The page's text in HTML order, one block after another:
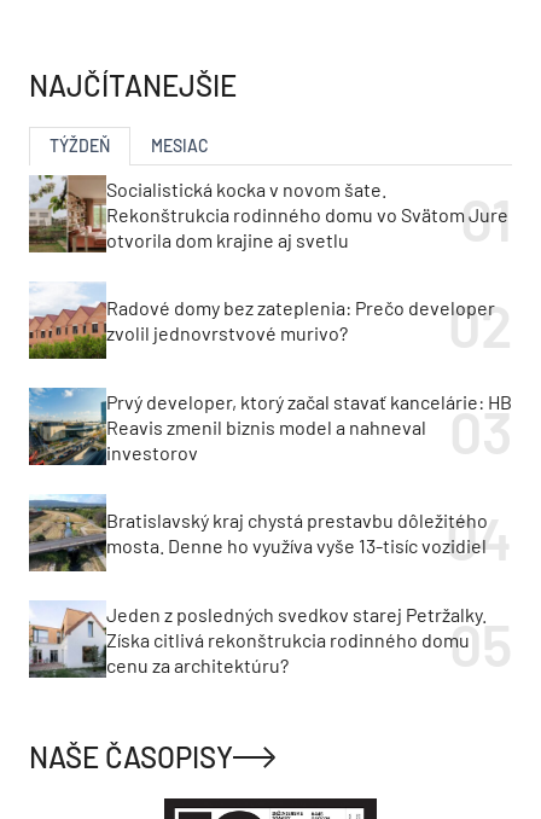
NAJČÍTANEJŠIE
TÝŽDEŇ MESIAC
Socialistická kocka v novom šate.
Rekonštrukcia rodinného domu vo Svätom Jure
otvorila dom krajine aj svetlu
Radové domy bez zateplenia: Prečo developer
zvolil jednovrstvové murivo?
Prvý developer, ktorý začal stavať kancelárie: HB
Reavis zmenil biznis model a nahneval
investorov
Bratislavský kraj chystá prestavbu dôležitého
mosta. Denne ho využíva vyše 13-tisíc vozidiel
Jeden z posledných svedkov starej Petržalky.
Získa citlivá rekonštrukcia rodinného domu
cenu za architektúru?
NAŠE ČASOPISY